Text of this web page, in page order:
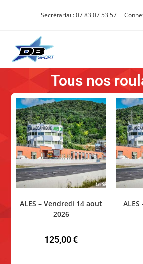
Secrétariat : 07 83 07 53 57
Tous nos
ALES – Vendredi 14 aout
2026
125,00€